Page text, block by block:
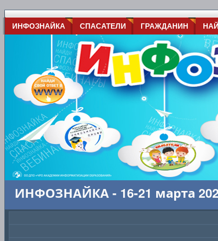
ИНФОЗНАЙКА СПАСАТЕЛИ ГРАЖДАНИН
ИНФОЗНАЙКА - 16-21 марта